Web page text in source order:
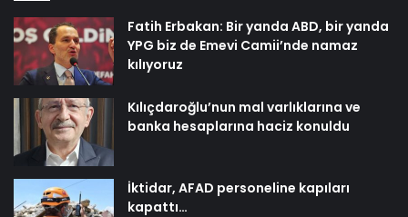
Fatih Erbakan: Bir yanda ABD, bir yanda
YPG biz de Emevi Camii’nde namaz
kılıyoruz
Kılıçdaroğlu’nun mal varlıklarına ve
banka hesaplarına haciz konuldu
İktidar, AFAD personeline kapıları
kapattı…